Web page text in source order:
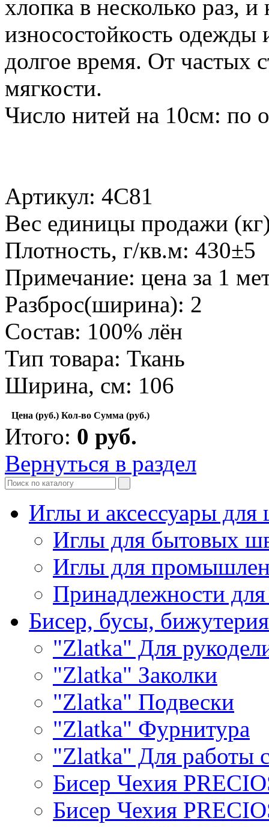
хлопка в несколько раз, и
износостойкость одежды
долгое время. От частых
мягкости.
Число нитей на 10см: по
Артикул: 4С81
Вес единицы продажи
Плотность, г/кв.м: 430±5
Примечание: цена за 1
Разброс(ширина): 2
Состав: 100% лён
Тип товара: Ткань
Ширина, см: 106
Цена (руб.) Кол-во Сумма (руб.)
Итого: 0 руб.
Вернуться в раздел
Иглы и аксессуары
Иглы для бытовых
Иглы для
Принадлежности
Бисер, бусы, бижутерия
"Zlatka" Для
"Zlatka" Заколки
"Zlatka" Подвески
"Zlatka" Фурнитура
"Zlatka" Для работы
Бисер Чехия
Бисер Чехия